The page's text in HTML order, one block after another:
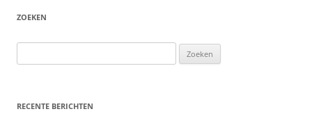
ZOEKEN
naar:
RECENTE BERICHTEN